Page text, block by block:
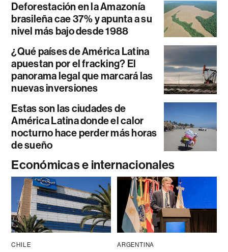
Deforestación en la Amazonía
brasileña cae 37% y apunta a su
nivel más bajo desde 1988
¿Qué países de América Latina
apuestan por el fracking? El
panorama legal que marcará las
nuevas inversiones
Estas son las ciudades de
América Latina donde el calor
nocturno hace perder más horas
de sueño
Económicas e internacionales
CHILE ARGENTINA